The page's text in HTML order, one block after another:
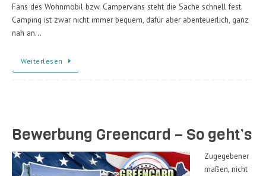
Fans des Wohnmobil bzw. Campervans steht die Sache schnell fest.
Camping ist zwar nicht immer bequem, dafür aber abenteuerlich, ganz
nah an…
Weiterlesen
Bewerbung Greencard – So geht’s
Zugegebener
maßen, nicht